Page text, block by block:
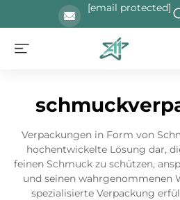
[email protected]
Verpackungen in Form von
hochentwickelte Lösung dar,
feinen Schmuck zu schützen,
und seinen wahrgenommenen
spezialisierte Verpackung